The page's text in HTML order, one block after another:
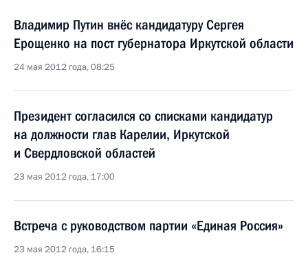
Владимир Путин внёс кандидатуру Сергея
Ерощенко на пост губернатора Иркутской области
24 мая 2012 года, 08:25
Президент согласился со списками кандидатур
на должности глав Карелии, Иркутской
и Свердловской областей
23 мая 2012 года, 17:00
Встреча с руководством партии «Единая Россия»
23 мая 2012 года, 16:15